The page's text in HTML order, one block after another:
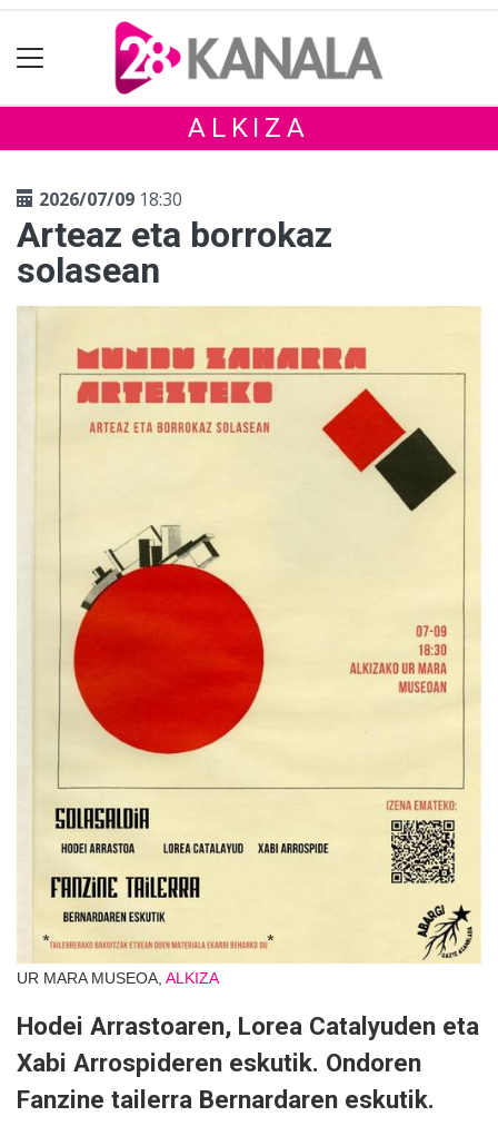
ALKIZA
2026/07/09 18:30
Arteaz eta borrokaz
solasean
UR MARA MUSEOA, ALKIZA
Hodei Arrastoaren, Lorea Catalyuden eta
Xabi Arrospideren eskutik. Ondoren
Fanzine tailerra Bernardaren eskutik.